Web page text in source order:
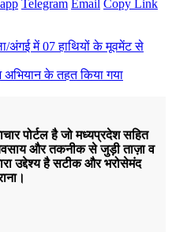
Telegram Email Copy Link
अंगई में 07 हाथियों के मूवमेंट से
अभियान के तहत किया गया
पोर्टल है जो मध्यप्रदेश सहित
और तकनीक से जुड़ी ताज़ा व
उद्देश्य है सटीक और भरोसेमंद